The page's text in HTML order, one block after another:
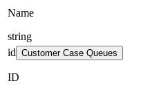
Name
string
id Customer Case Queues
ID